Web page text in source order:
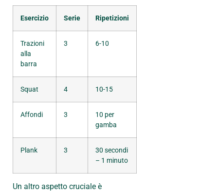
Esercizio Serie Ripetizioni
Trazioni
alla
barra
3 6-10
Squat 4 10-15
Affondi 3
10 per
gamba
Plank 3
30 secondi
– 1 minuto
Un altro aspetto cruciale è